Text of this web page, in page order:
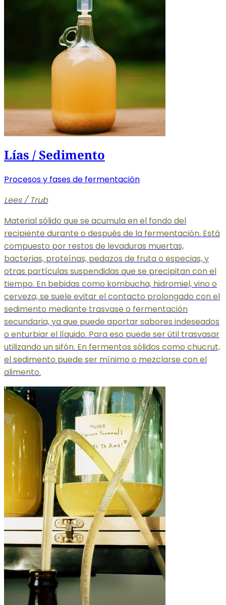
Lías / Sedimento
Procesos y fases de fermentación
Lees / Trub
Material sólido que se acumula en el fondo del
recipiente durante o después de la fermentación. Está
compuesto por restos de levaduras muertas,
bacterias, proteínas, pedazos de fruta o especias, y
otras partículas suspendidas que se precipitan con el
tiempo. En bebidas como kombucha, hidromiel, vino o
cerveza, se suele evitar el contacto prolongado con el
sedimento mediante trasvase o fermentación
secundaria, ya que puede aportar sabores indeseados
o enturbiar el líquido. Para eso puede ser útil trasvasar
utilizando un sifón. En fermentos sólidos como chucrut,
el sedimento puede ser mínimo o mezclarse con el
alimento.